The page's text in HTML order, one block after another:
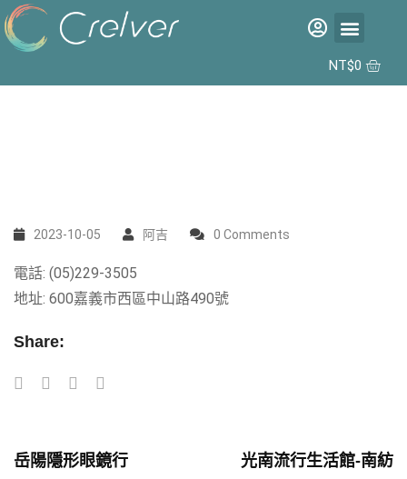
NT$0
2023-10-05 阿吉 0 Comments
電話: (05)229-3505
地址: 600嘉義市西區中山路490號
Share:
岳陽隱形眼鏡行 光南流行生活館-南紡